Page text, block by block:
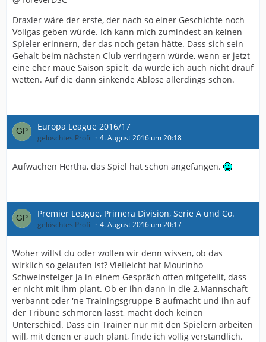
Draxler wäre der erste, der nach so einer Geschichte noch
Vollgas geben würde. Ich kann mich zumindest an keinen
Spieler erinnern, der das noch getan hätte. Dass sich sein
Gehalt beim nächsten Club verringern würde, wenn er jetzt
eine eher maue Saison spielt, da würde ich auch nicht drauf
wetten. Auf die dann sinkende Ablöse allerdings schon.
Europa League 2016/17
gelöschtes Profil 4. August 2016 um 20:18
Aufwachen Hertha, das Spiel hat schon angefangen.
Premier League, Primera Division, Serie A und Co.
gelöschtes Profil 4. August 2016 um 20:17
Woher willst du oder wollen wir denn wissen, ob das
wirklich so gelaufen ist? Vielleicht hat Mourinho
Schweinsteiger ja in einem Gespräch offen mitgeteilt, dass
er nicht mit ihm plant. Ob er ihn dann in die 2.Mannschaft
verbannt oder 'ne Trainingsgruppe B aufmacht und ihn auf
der Tribüne schmoren lässt, macht doch keinen
Unterschied. Dass ein Trainer nur mit den Spielern arbeiten
will, mit denen er auch plant, finde ich völlig verständlich.